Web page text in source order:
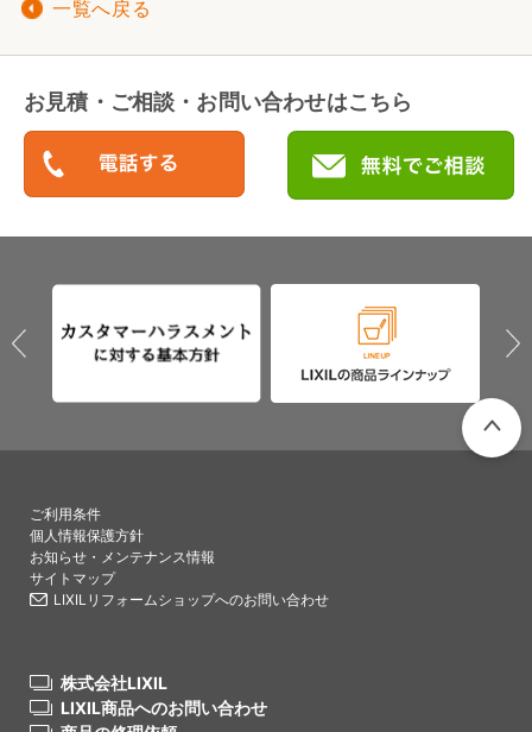
一覧へ戻る
お見積・ご相談・お問い合わせはこちら
ご利用条件
個人情報保護方針
お知らせ・メンテナンス情報
サイトマップ
LIXILリフォームショップへのお問い合わせ
株式会社LIXIL
LIXIL商品へのお問い合わせ